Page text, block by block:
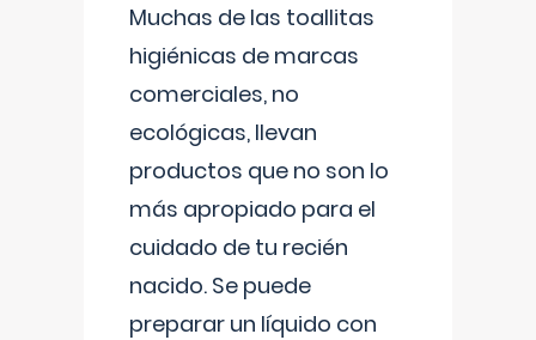
Muchas de las toallitas
higiénicas de marcas
comerciales, no
ecológicas, llevan
productos que no son lo
más apropiado para el
cuidado de tu recién
nacido. Se puede
preparar un líquido con